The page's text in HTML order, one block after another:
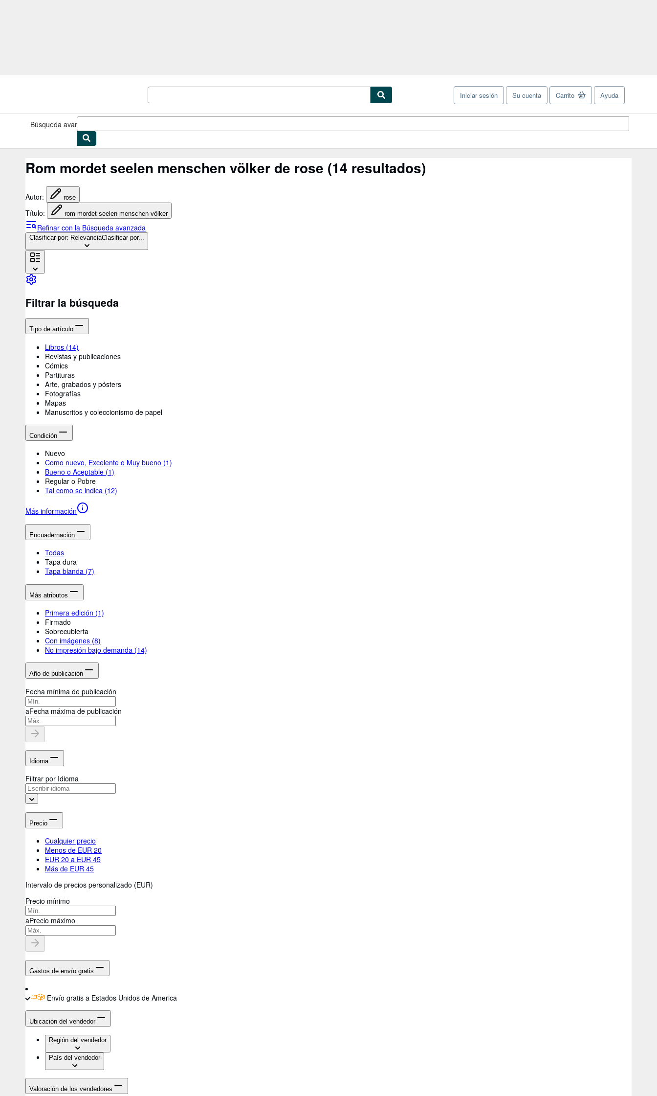
Iniciar sesión Su cuenta Carrito Ayuda
Búsqueda avanzada
Rom mordet seelen menschen völker de rose (14 resultados)
Autor: rose
Título: rom mordet seelen menschen völker
Refinar con la Búsqueda avanzada
Clasificar por: RelevanciaClasificar por...
Filtrar la búsqueda
Tipo de artículo
Libros (14)
Revistas y publicaciones
Cómics
Partituras
Arte, grabados y pósters
Fotografías
Mapas
Manuscritos y coleccionismo de papel
Condición
Nuevo
Como nuevo, Excelente o Muy bueno (1)
Bueno o Aceptable (1)
Regular o Pobre
Tal como se indica (12)
Más información
Encuadernación
Todas
Tapa dura
Tapa blanda (7)
Más atributos
Primera edición (1)
Firmado
Sobrecubierta
Con imágenes (8)
No impresión bajo demanda (14)
Año de publicación
Fecha mínima de publicación
aFecha máxima de publicación
Idioma
Filtrar por Idioma
Precio
Cualquier precio
Menos de EUR 20
EUR 20 a EUR 45
Más de EUR 45
Intervalo de precios personalizado (EUR)
Precio mínimo
aPrecio máximo
Gastos de envío gratis
Envío gratis a Estados Unidos de America
Ubicación del vendedor
Región del vendedor
País del vendedor
Valoración de los vendedores